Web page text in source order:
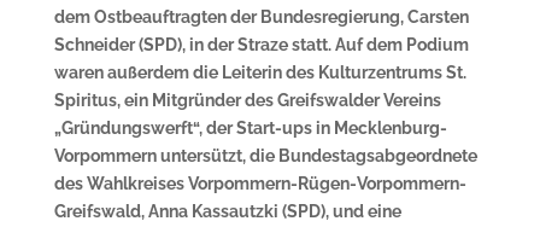
dem Ostbeauftragten der Bundesregierung, Carsten
Schneider (SPD), in der Straze statt. Auf dem Podium
waren außerdem die Leiterin des Kulturzentrums St.
Spiritus, ein Mitgründer des Greifswalder Vereins
„Gründungswerft“, der Start-ups in Mecklenburg-
Vorpommern untersützt, die Bundestagsabgeordnete
des Wahlkreises Vorpommern-Rügen-Vorpommern-
Greifswald, Anna Kassautzki (SPD), und eine